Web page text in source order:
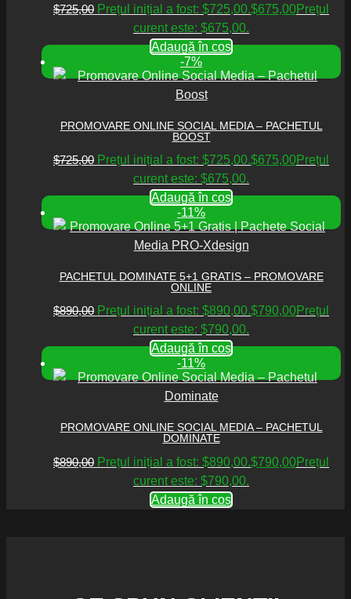
$725,00 Prețul inițial a fost: $725,00.$675,00Prețul
curent este: $675,00.
Adaugă în coș
-7%
PROMOVARE ONLINE SOCIAL MEDIA – PACHETUL
BOOST
$725,00 Prețul inițial a fost: $725,00.$675,00Prețul
curent este: $675,00.
Adaugă în coș
-11%
PACHETUL DOMINATE 5+1 GRATIS – PROMOVARE
ONLINE
$890,00 Prețul inițial a fost: $890,00.$790,00Prețul
curent este: $790,00.
Adaugă în coș
-11%
PROMOVARE ONLINE SOCIAL MEDIA – PACHETUL
DOMINATE
$890,00 Prețul inițial a fost: $890,00.$790,00Prețul
curent este: $790,00.
Adaugă în coș